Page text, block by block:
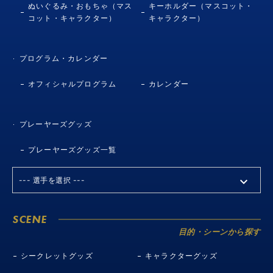
ぬいぐるみ・おもちゃ（マス
コット・キャラクター）
キーホルダー（マスコット・
キャラクター）
プログラム・カレンダー
オフィシャルプログラム カレンダー
プレーヤーズグッズ
プレーヤーズグッズ一覧
SCENE
目的・シーンから探す
シークレットグッズ キャラクターグッズ